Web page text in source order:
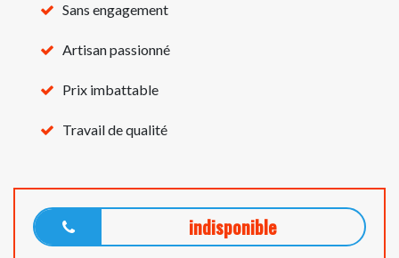
Sans engagement
Artisan passionné
Prix imbattable
Travail de qualité
indisponible